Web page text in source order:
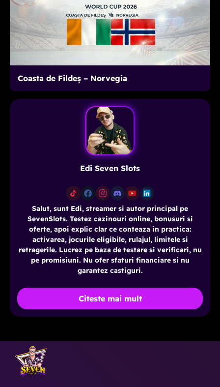
Coasta de Fildeș – Norvegia
Edi Seven Slots
Salut, sunt Edi, streamer si autor principal pe
SevenSlots. Testez cazinouri online, bonusuri si
oferte, apoi explic clar ce conteaza in practica:
activarea, jocurile eligibile, rulajul, limitele si
retragerile. Lucrez pe baza de testare si verificari, nu
pe promisiuni. Nu ofer sfaturi financiare si nu
garantez castiguri.
Citeste mai mult